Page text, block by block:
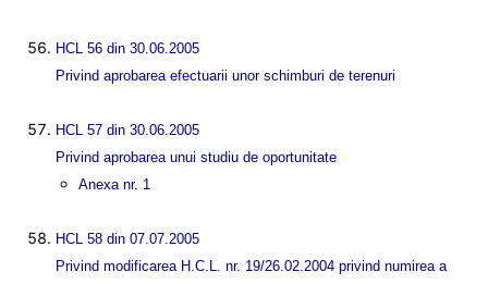
HCL 56 din 30.06.2005
Privind aprobarea efectuarii unor schimburi de terenuri
HCL 57 din 30.06.2005
Privind aprobarea unui studiu de oportunitate
Anexa nr. 1
HCL 58 din 07.07.2005
Privind modificarea H.C.L. nr. 19/26.02.2004 privind numirea a